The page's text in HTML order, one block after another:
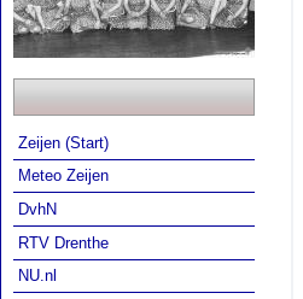
Zeijen (Start)
Meteo Zeijen
DvhN
RTV Drenthe
NU.nl